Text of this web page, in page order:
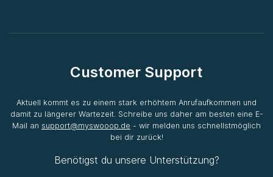
Customer Support
Aktuell kommt es zu einem stark erhöhtem Anrufaufkommen und
damit zu längerer Wartezeit. Schreibe uns daher am besten eine E-
Mail an support@myswooop.de - wir melden uns schnellstmöglich
bei dir zurück!
Benötigst du unsere Unterstützung?